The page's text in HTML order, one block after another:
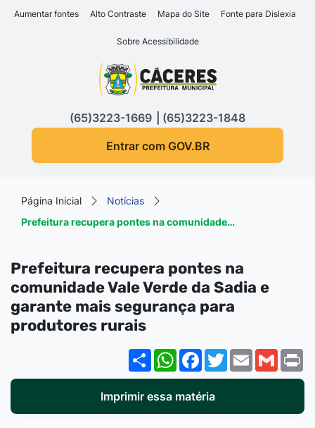
Seção de atalhos e links
Ir para o conteúdo [alt+1]
Ir para o rodapé [alt+4]
Aumentar fontes Alto Contraste Mapa do Site Fonte para Dislexia
Sobre Acessibilidade
Seção do menu principal
(65)3223-1669
(65)3223-1848
Entrar com GOV.BR
Página Inicial
Notícias
Prefeitura recupera pontes na comunidade…
Prefeitura recupera pontes na
comunidade Vale Verde da Sadia e
garante mais segurança para
produtores rurais
ShareWhatsApp
Facebook
Twitter
EmailGmail
Imprimir essa matéria